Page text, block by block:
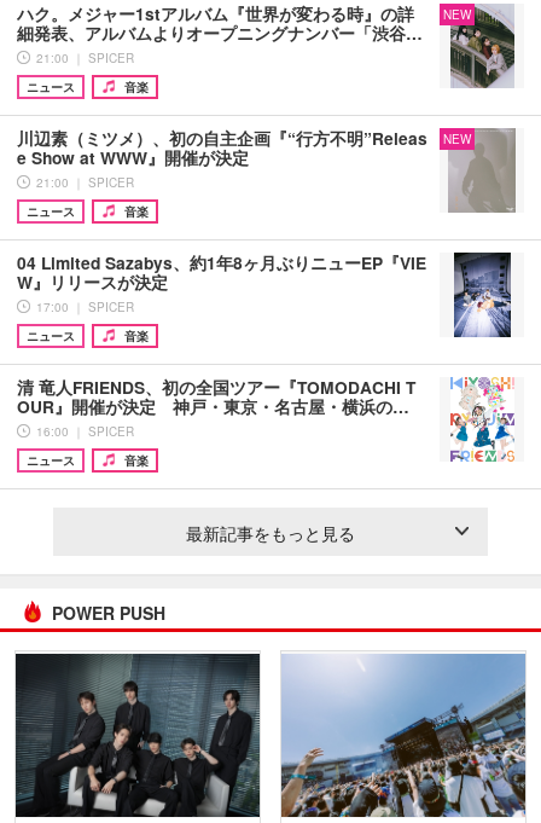
ハク。メジャー1stアルバム『世界が変わる時』の詳
細発表、アルバムよりオープニングナンバー「渋谷…
21:00 ｜ SPICER
ニュース
音楽
NEW
川辺素（ミツメ）、初の自主企画『“行方不明”Releas
e Show at WWW』開催が決定
21:00 ｜ SPICER
ニュース
音楽
NEW
04 Limited Sazabys、約1年8ヶ月ぶりニューEP『VIE
W』リリースが決定
17:00 ｜ SPICER
ニュース
音楽
清 竜人FRIENDS、初の全国ツアー『TOMODACHI T
OUR』開催が決定 神戸・東京・名古屋・横浜の…
16:00 ｜ SPICER
ニュース
音楽
最新記事をもっと見る
POWER PUSH